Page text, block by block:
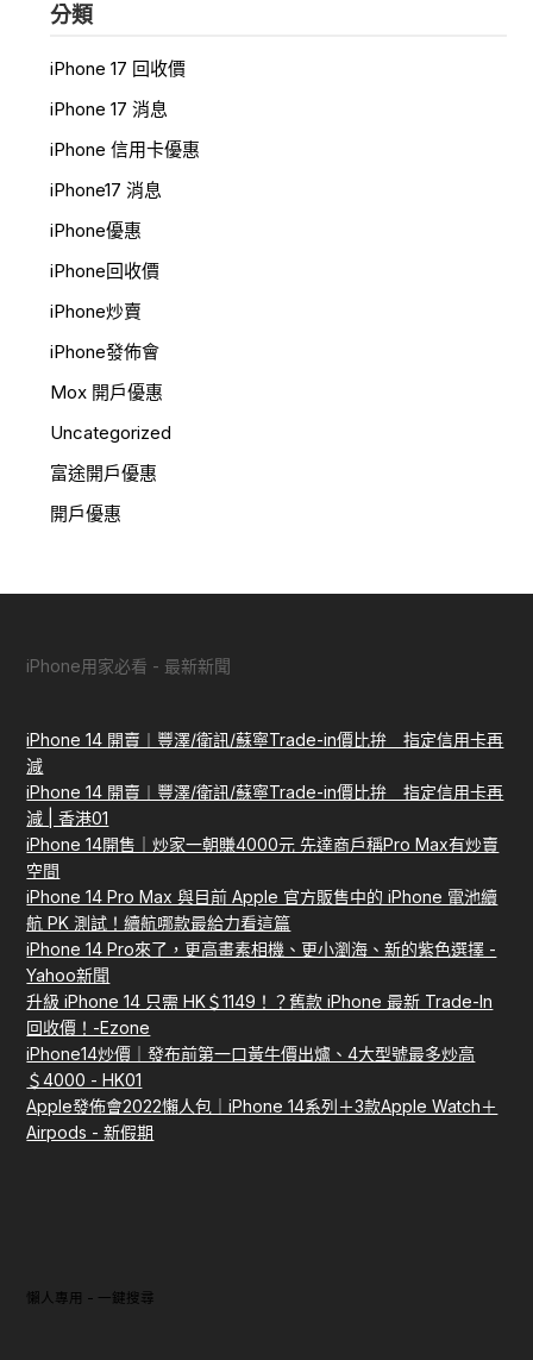
分類
iPhone 17 回收價
iPhone 17 消息
iPhone 信用卡優惠
iPhone17 消息
iPhone優惠
iPhone回收價
iPhone炒賣
iPhone發佈會
Mox 開戶優惠
Uncategorized
富途開戶優惠
開戶優惠
iPhone用家必看 - 最新新聞
iPhone 14 開賣︱豐澤/衛訊/蘇寧Trade-in價比拚 指定信用卡再
減
iPhone 14 開賣︱豐澤/衛訊/蘇寧Trade-in價比拚 指定信用卡再
減 | 香港01
iPhone 14開售｜炒家一朝賺4000元 先達商戶稱Pro Max有炒賣
空間
iPhone 14 Pro Max 與目前 Apple 官方販售中的 iPhone 電池續
航 PK 測試！續航哪款最給力看這篇
iPhone 14 Pro來了，更高畫素相機、更小瀏海、新的紫色選擇 -
Yahoo新聞
升級 iPhone 14 只需 HK＄1149！？舊款 iPhone 最新 Trade-In
回收價！-Ezone
iPhone14炒價｜發布前第一口黃牛價出爐、4大型號最多炒高
＄4000 - HK01
Apple發佈會2022懶人包｜iPhone 14系列＋3款Apple Watch＋
Airpods - 新假期
懶人專用 - 一鍵搜尋